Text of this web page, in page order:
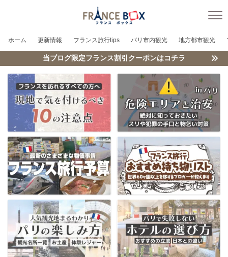
ホーム 更新情報 フランス旅行tips パリ市内観光 地方都市観光
当ブログ限定フランス割引クーポンはコチラ